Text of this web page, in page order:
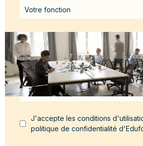
Email
Message
J'accepte les conditions
politique de confidentialité